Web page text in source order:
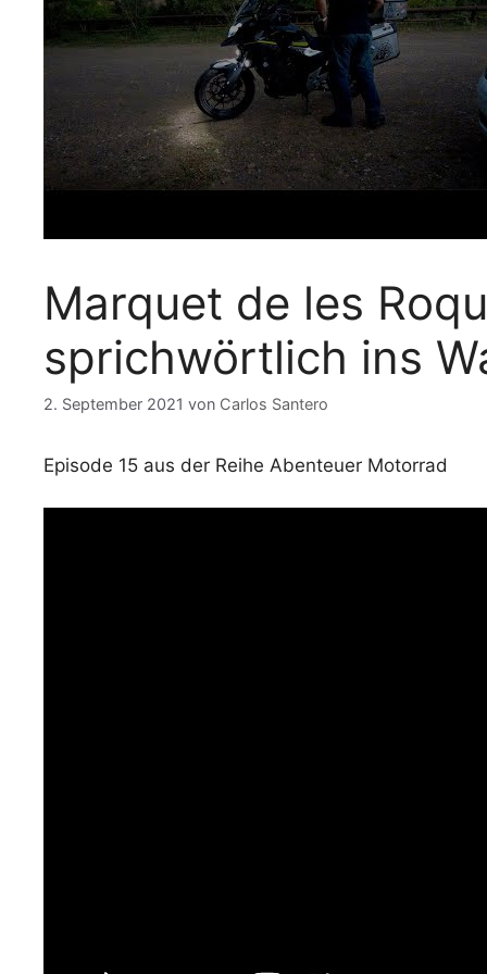
Marquet de les
sprichwörtlich ins
2. September 2021 von Carlos Santero
Episode 15 aus der Reihe Abenteuer Motorrad